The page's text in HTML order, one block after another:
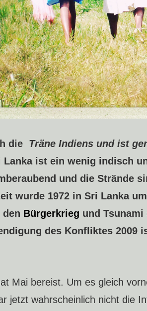
die Träne Indiens und ist
ist ein wenig indisch
und die Strände
wurde 1972 in Sri Lanka
den Bürgerkrieg und
des Konfliktes 2009
Mai bereist. Um es gleich
jetzt wahrscheinlich nicht die